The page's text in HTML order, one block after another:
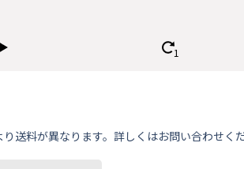
送料が異なります。詳しくはお問い合わせくだ